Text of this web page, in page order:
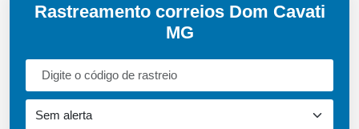
Rastreamento correios Dom Cavati
MG